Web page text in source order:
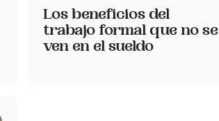
Los beneficios del
trabajo formal que no se
ven en el sueldo